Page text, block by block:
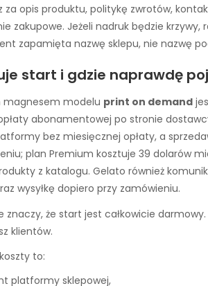
za opis produktu, politykę zwrotów,
zakupowe. Jeżeli nadruk będzie
zapamięta nazwę sklepu, nie nazwę
start i gdzie naprawdę
magnesem modelu print on demand
abonamentowej po stronie
bez miesięcznej opłaty, a
plan Premium kosztuje 39 dolarów
z katalogu. Gelato również
wysyłkę dopiero przy zamówieniu.
znaczy, że start jest całkowicie
klientów.
to:
platformy sklepowej,